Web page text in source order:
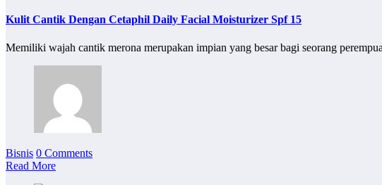
Kulit Cantik Dengan Cetaphil Daily Facial Moisturizer Spf 15
Memiliki wajah cantik merona merupakan impian yang besar bagi seorang
Bisnis 0 Comments
Read More